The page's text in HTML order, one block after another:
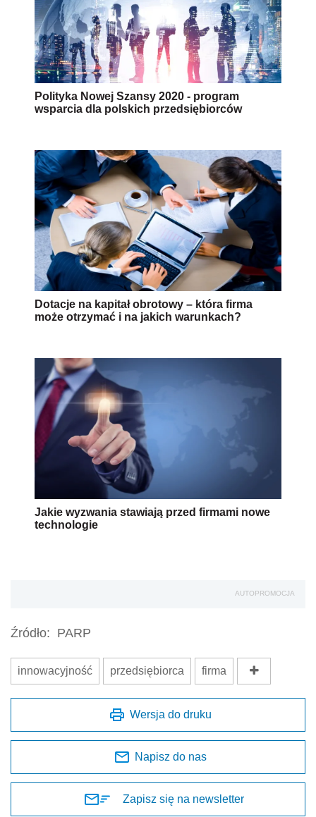
Polityka Nowej Szansy 2020 - program
wsparcia dla polskich przedsiębiorców
Dotacje na kapitał obrotowy – która firma
może otrzymać i na jakich warunkach?
Jakie wyzwania stawiają przed firmami nowe
technologie
AUTOPROMOCJA
Źródło: PARP
innowacyjność przedsiębiorca firma
Wersja do druku
Napisz do nas
Zapisz się na newsletter